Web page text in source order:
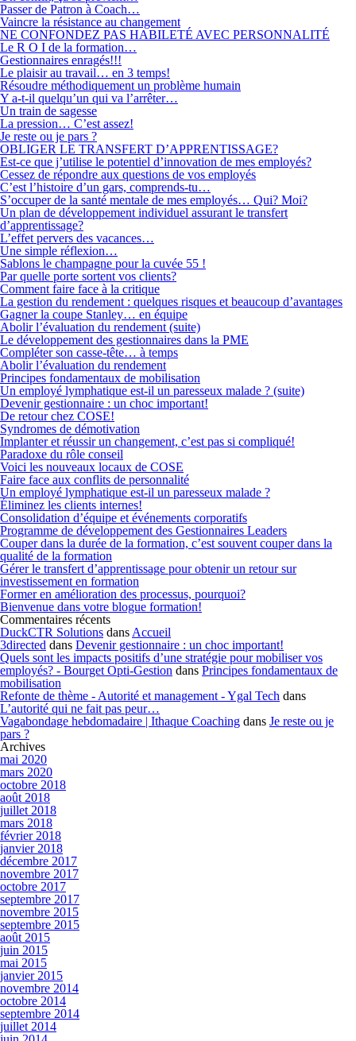
Passer de Patron à Coach…
Vaincre la résistance au changement
NE CONFONDEZ PAS HABILETÉ AVEC PERSONNALITÉ
Le R O I de la formation…
Gestionnaires enragés!!!
Le plaisir au travail… en 3 temps!
Résoudre méthodiquement un problème humain
Y a-t-il quelqu’un qui va l’arrêter…
Un train de sagesse
La pression… C’est assez!
Je reste ou je pars ?
OBLIGER LE TRANSFERT D’APPRENTISSAGE?
Est-ce que j’utilise le potentiel d’innovation de mes employés?
Cessez de répondre aux questions de vos employés
C’est l’histoire d’un gars, comprends-tu…
S’occuper de la santé mentale de mes employés… Qui? Moi?
Un plan de développement individuel assurant le transfert
d’apprentissage?
L’effet pervers des vacances…
Une simple réflexion…
Sablons le champagne pour la cuvée 55 !
Par quelle porte sortent vos clients?
Comment faire face à la critique
La gestion du rendement : quelques risques et beaucoup d’avantages
Gagner la coupe Stanley… en équipe
Abolir l’évaluation du rendement (suite)
Le développement des gestionnaires dans la PME
Compléter son casse-tête… à temps
Abolir l’évaluation du rendement
Principes fondamentaux de mobilisation
Un employé lymphatique est-il un paresseux malade ? (suite)
Devenir gestionnaire : un choc important!
De retour chez COSE!
Syndromes de démotivation
Implanter et réussir un changement, c’est pas si compliqué!
Paradoxe du rôle conseil
Voici les nouveaux locaux de COSE
Faire face aux conflits de personnalité
Un employé lymphatique est-il un paresseux malade ?
Éliminez les clients internes!
Consolidation d’équipe et événements corporatifs
Programme de développement des Gestionnaires Leaders
Couper dans la durée de la formation, c’est souvent couper dans la
qualité de la formation
Gérer le transfert d’apprentissage pour obtenir un retour sur
investissement en formation
Former en amélioration des processus, pourquoi?
Bienvenue dans votre blogue formation!
Commentaires récents
DuckCTR Solutions dans Accueil
3directed dans Devenir gestionnaire : un choc important!
Quels sont les impacts positifs d’une stratégie pour mobiliser vos
employés? - Bourget Opti-Gestion dans Principes fondamentaux de
mobilisation
Refonte de thème - Autorité et management - Ygal Tech dans
L’autorité qui ne fait pas peur…
Vagabondage hebdomadaire | Ithaque Coaching dans Je reste ou je
pars ?
Archives
mai 2020
mars 2020
octobre 2018
août 2018
juillet 2018
mars 2018
février 2018
janvier 2018
décembre 2017
novembre 2017
octobre 2017
septembre 2017
novembre 2015
septembre 2015
août 2015
juin 2015
mai 2015
janvier 2015
novembre 2014
octobre 2014
septembre 2014
juillet 2014